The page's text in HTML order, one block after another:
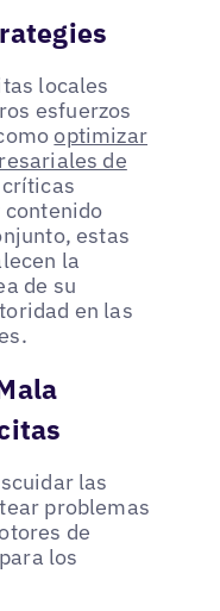
locales
esfuerzos
optimizar
de
estas
la
de su
en las
las
problemas
de
los